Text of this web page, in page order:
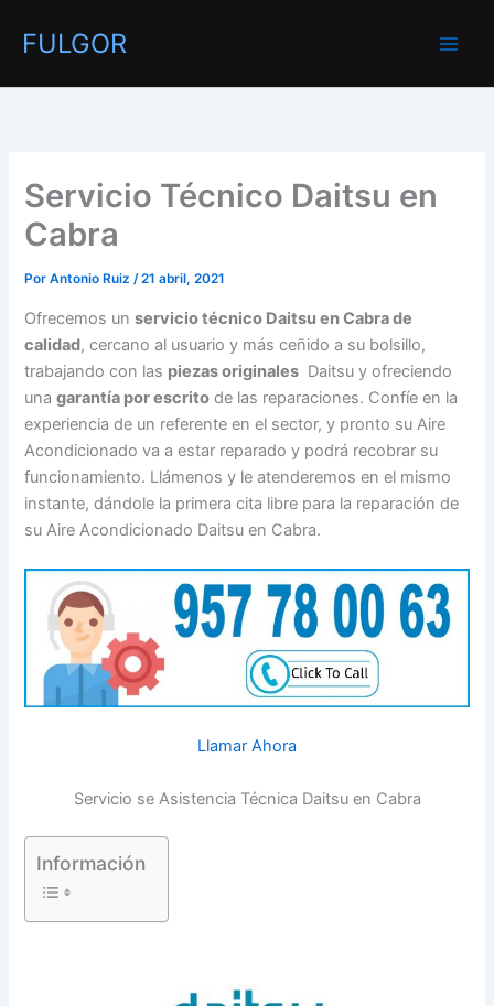
FULGOR
Servicio Técnico Daitsu en
Cabra
PorAntonio Ruiz/21 abril, 2021
Ofrecemos unservicio técnico Daitsu en Cabra de
calidad, cercano al usuario y más ceñido a su bolsillo,
trabajando con las piezas originales Daitsu y ofreciendo
unagarantía por escrito de las reparaciones. Confíe en la
experiencia de un referente en el sector, y pronto su Aire
Acondicionado va a estar reparado y podrá recobrar su
funcionamiento. Llámenos y le atenderemos en el mismo
instante, dándole la primera cita libre para la reparación de
su Aire Acondicionado Daitsu en Cabra.
Llamar Ahora
Servicio se Asistencia Técnica Daitsu en Cabra
Información